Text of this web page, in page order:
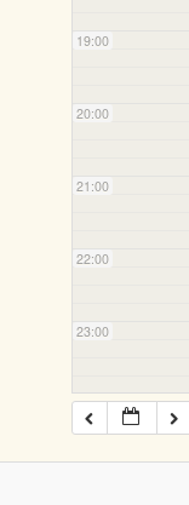
19:00
20:00
21:00
22:00
23:00